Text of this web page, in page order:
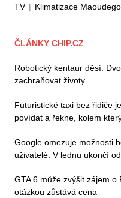
TV | Klimatizace
ČLÁNKY CHIP.CZ
Robotický kentaur děsí.
zachraňovat životy
Futuristické taxi bez řidiče
povídat a řekne, kolem
Google omezuje možnosti
uživatelé. V lednu ukončí
GTA 6 může zvýšit zájem o
otázkou zůstává cena